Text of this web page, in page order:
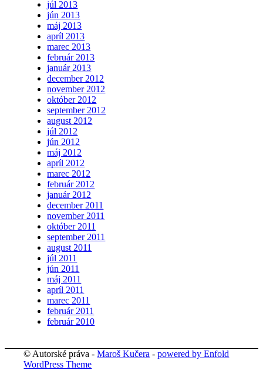
júl 2013
jún 2013
máj 2013
apríl 2013
marec 2013
február 2013
január 2013
december 2012
november 2012
október 2012
september 2012
august 2012
júl 2012
jún 2012
máj 2012
apríl 2012
marec 2012
február 2012
január 2012
december 2011
november 2011
október 2011
september 2011
august 2011
júl 2011
jún 2011
máj 2011
apríl 2011
marec 2011
február 2011
február 2010
© Autorské práva -Maroš Kučera -powered by Enfold
WordPress Theme